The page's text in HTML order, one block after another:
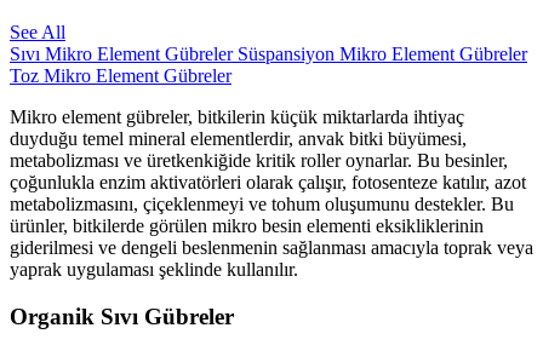
See All
Sıvı Mikro Element Gübreler Süspansiyon Mikro Element Gübreler
Toz Mikro Element Gübreler
Mikro element gübreler, bitkilerin küçük miktarlarda ihtiyaç
duyduğu temel mineral elementlerdir, anvak bitki büyümesi,
metabolizması ve üretkenkiğide kritik roller oynarlar. Bu besinler,
çoğunlukla enzim aktivatörleri olarak çalışır, fotosenteze katılır, azot
metabolizmasını, çiçeklenmeyi ve tohum oluşumunu destekler. Bu
ürünler, bitkilerde görülen mikro besin elementi eksikliklerinin
giderilmesi ve dengeli beslenmenin sağlanması amacıyla toprak veya
yaprak uygulaması şeklinde kullanılır.
Organik Sıvı Gübreler